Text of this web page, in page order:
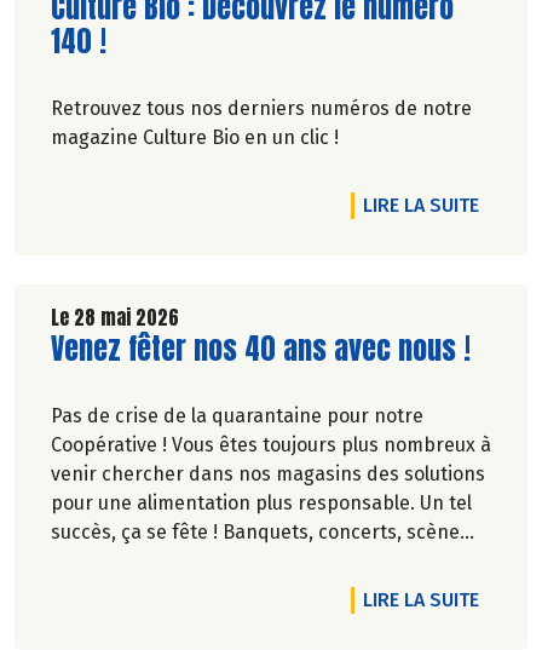
140 !
Retrouvez tous nos derniers numéros de notre
magazine Culture Bio en un clic !
LIRE LA SUITEDE
Le 28 mai 2026
Lire la suite de l'article
Venez fêter nos 40 ans avec nous !
Pas de crise de la quarantaine pour notre
Coopérative ! Vous êtes toujours plus nombreux à
venir chercher dans nos magasins des solutions
pour une alimentation plus responsable. Un tel
succès, ça se fête ! Banquets, concerts, scène
LIRE LA SUITEDE